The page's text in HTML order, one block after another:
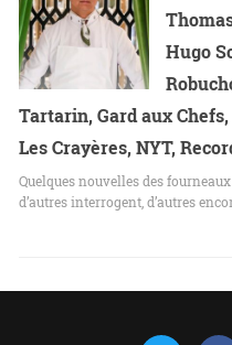
Hugo
Tartarin, Gard aux
Les Crayères, NYT,
Quelques nouvelles des
d’autres interrogent, d’autres